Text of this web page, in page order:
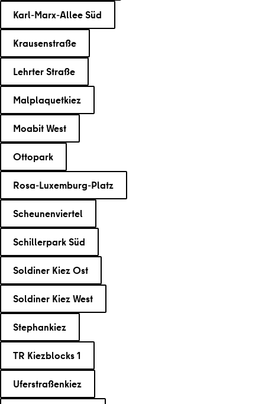
Karl-Marx-Allee Süd
Krausenstraße
Lehrter Straße
Malplaquetkiez
Moabit West
Ottopark
Rosa-Luxemburg-Platz
Scheunenviertel
Schillerpark Süd
Soldiner Kiez Ost
Soldiner Kiez West
Stephankiez
TR Kiezblocks 1
Uferstraßenkiez